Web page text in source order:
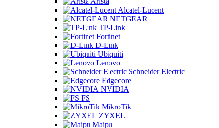
Alcatel-Lucent
NETGEAR
TP-Link
Fortinet
D-Link
Ubiquiti
Lenovo
Schneider Electric
Edgecore
NVIDIA
FS
MikroTik
ZYXEL
Maipu